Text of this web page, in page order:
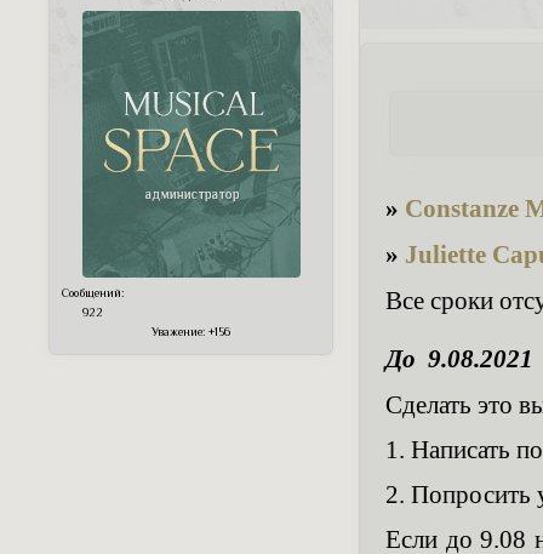
Сообщений:
922
Уважение: +156
» Constanze
» Juliette
Все сроки
До 9.08.2021
Сделать это
1. Написать
2. Попросить
Если до 9.08